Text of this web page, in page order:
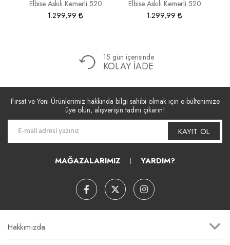
Elbise Askılı Kemerli 520
1.299,99
Elbise Askılı Kemerli 520
1.299,99
15 gün içerisinde
KOLAY İADE
Fırsat ve Yeni Ürünlerimiz hakkında bilgi sahibi olmak için e-bültenimize
üye olun, alışverişin tadını çıkarın!
KAYIT OL
MAĞAZALARIMIZ YARDIM?
Hakkımızda